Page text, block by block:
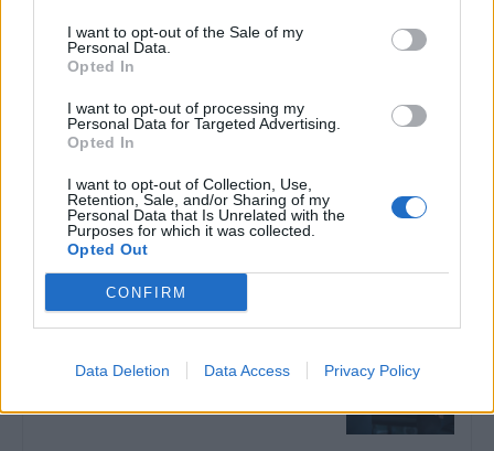
I want to opt-out of the Sale of my
Personal Data.
Opted In
I want to opt-out of processing my
Personal Data for Targeted Advertising.
Opted In
I want to opt-out of Collection, Use,
Retention, Sale, and/or Sharing of my
Personal Data that Is Unrelated with the
Purposes for which it was collected.
Opted Out
CONFIRM
Data Deletion Data Access Privacy Policy
9 πράγματα που δεν πρέπει να
λέτε σε έναν επισκέπτη
27 Φεβρουαρίου 2026
Πάνω από 100 μωρά έχουν
γεννηθεί μέσω εξωσωματικής, με
την υποστήριξη της Be-Live
27 Φεβρουαρίου 2026
πάντα μετά την άσκηση